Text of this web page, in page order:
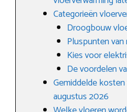
Categorieën
Droogbouw
Pluspunten
Kies voor
De voordelen
Gemiddelde
augustus 2026